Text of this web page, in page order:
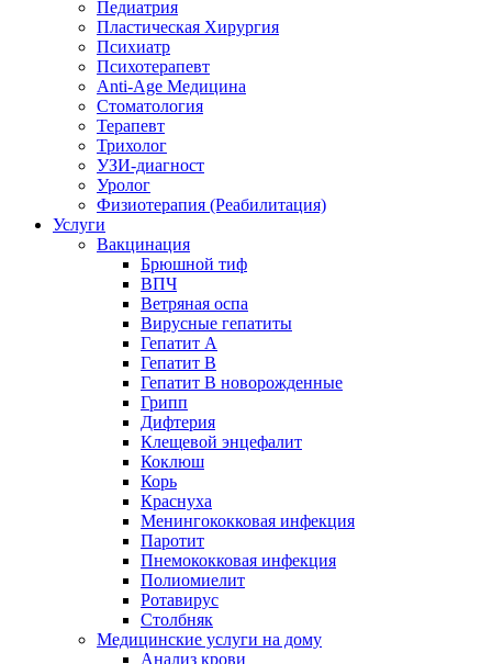
Педиатрия
Пластическая Хирургия
Психиатр
Психотерапевт
Anti-Age Медицина
Стоматология
Терапевт
Трихолог
УЗИ-диагност
Уролог
Физиотерапия (Реабилитация)
Услуги
Вакцинация
Брюшной тиф
ВПЧ
Ветряная оспа
Вирусные гепатиты
Гепатит А
Гепатит B
Гепатит B новорожденные
Грипп
Дифтерия
Клещевой энцефалит
Коклюш
Корь
Краснуха
Менингококковая инфекция
Паротит
Пнемококковая инфекция
Полиомиелит
Ротавирус
Столбняк
Медицинские услуги на дому
Анализ крови